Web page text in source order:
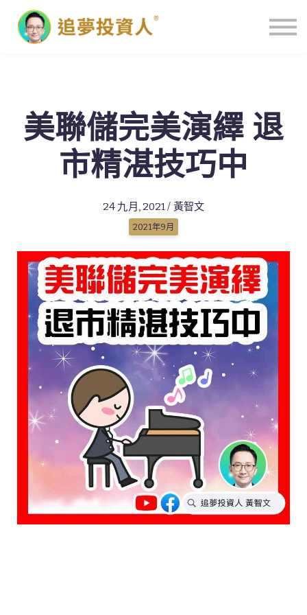
主頁
美聯儲完美演繹 退
市精湛技巧中
24 九月, 2021 / 黃智文
2021年9月